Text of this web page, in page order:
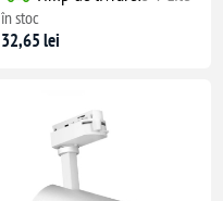
în stoc
32,65 lei